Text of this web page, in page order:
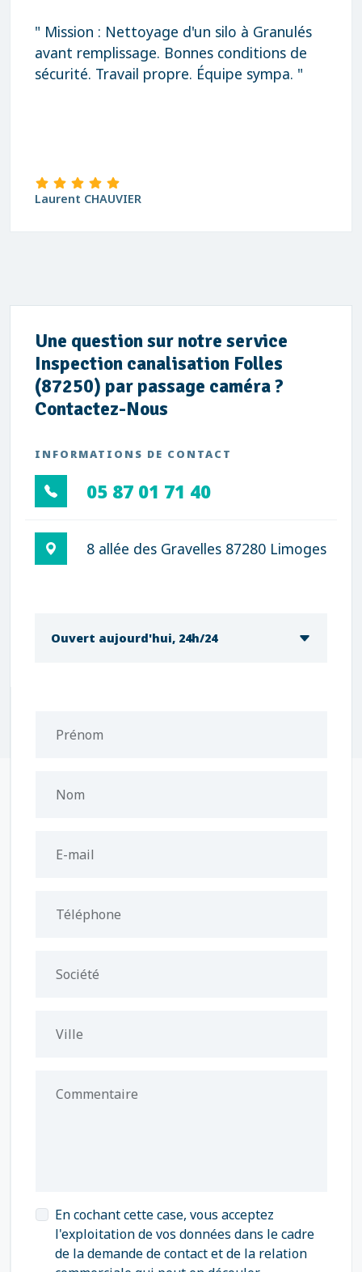
" Mission : Nettoyage d'un silo à Granulés
avant remplissage. Bonnes conditions de
sécurité. Travail propre. Équipe sympa. "
Laurent CHAUVIER
Une question sur notre service
Inspection canalisation Folles
(87250) par passage caméra ?
Contactez-Nous
INFORMATIONS DE CONTACT
05 87 01 71 40
8 allée des Gravelles 87280 Limoges
Ouvert aujourd'hui, 24h/24
Prénom
Nom
E-mail
Téléphone
Société
Ville
Commentaire
En cochant cette case, vous acceptez
l'exploitation de vos données dans le cadre
de la demande de contact et de la relation